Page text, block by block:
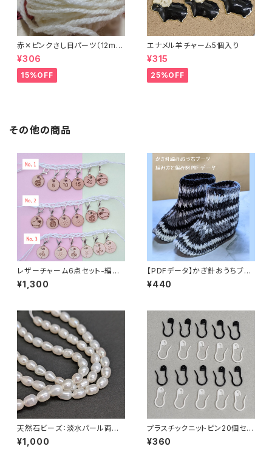
赤✕ピンクさし目パーツ（12m
m）（4個セット）
¥306
15%OFF
エナメル羊チャーム5個入り
¥315
25%OFF
その他の商品
レザーチャーム6点セット-編み
物用ステッチマーカー
¥1,300
【PDFデータ】かぎ針おうちブー
ツの編み方と編み図
¥440
天然石ビーズ：淡水パール両穴
ライス6ｍｍｘ4ｍｍ 1連
¥1,000
プラスチックニットピン20個セッ
ト ひょうたんピン・ダルマピン・
ステッチマーカー
¥360